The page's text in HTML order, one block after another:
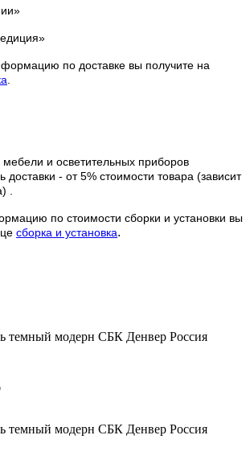
по доставке вы получите на
мебели и осветительных приборов
доставки - от 5% стоимости товара (зависит
.
по стоимости сборки и установки вы
сборка и установка.
темный модерн СБК Денвер Россия
темный модерн СБК Денвер Россия